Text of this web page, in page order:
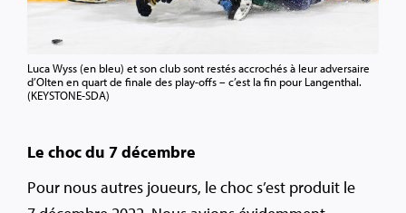
Luca Wyss (en bleu) et son club sont restés accrochés à leur adversaire
d’Olten en quart de finale des play-offs – c’est la fin pour Langenthal.
(KEYSTONE-SDA)
Le choc du 7 décembre
Pour nous autres joueurs, le choc s’est produit le